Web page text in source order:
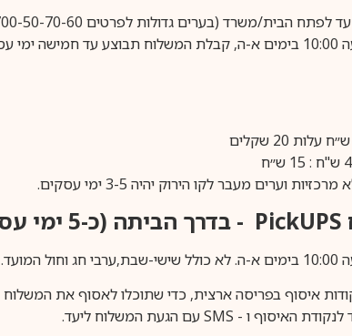
הבית/משרד (בערים גדולות לפרטים 1-700-50-70-60).
וערים מעבר לקו הירוק יהיה 3-5 ימי עסקים.
PickUPS - בדרך הביתה (כ-5 ימי עסקים)
איסוף בפריסה ארצית, כדי שתוכלו לאסוף את
האיסוף ו - SMSעם הגעת המשלוח ליעד.